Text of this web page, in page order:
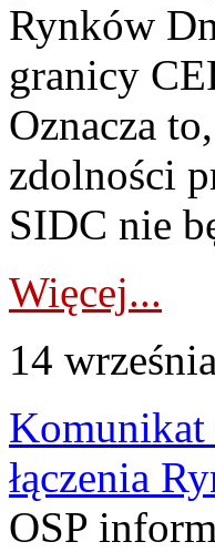
Rynków
granicy
Oznacza
zdolności
SIDC nie
Więcej...
14
Komunikat
łączenia
OSP